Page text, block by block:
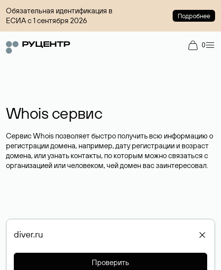
Обязательная идентификация в
ЕСИА с 1 сентября 2026
Подробнее
0
Whois сервис
Сервис Whois позволяет быстро получить всю информацию о
регистрации домена, например, дату регистрации и возраст
домена, или узнать контакты, по которым можно связаться с
организацией или человеком, чей домен вас заинтересовал.
Проверить